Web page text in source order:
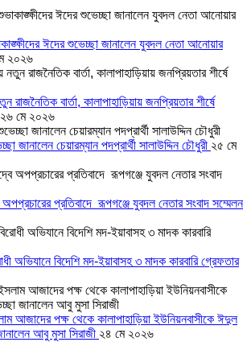
ঈদের শুভেচ্ছা জানালেন যুবদল নেতা আনোয়ার
২০২৬
রাজনৈতিক বার্তা, কালাপাহাড়িয়ায় জনপ্রিয়তার শীর্ষে
২৬ মে ২০২৬
জানালেন চেয়ারম্যান পদপ্রার্থী সালাউদ্দিন চৌধুরী ২৫ মে
অপপ্রচারের প্রতিবাদে ‎রূপগঞ্জে যুবদল নেতার সংবাদ সম্মেলন
অভিযানে বিদেশি মদ-ইয়াবাসহ ৩ মাদক কারবারি গ্রেফতার
আজাদের পক্ষ থেকে কালাপাহাড়িয়া ইউনিয়নবাসীকে ঈদুল
আবু মুসা সিরাজী ২৪ মে ২০২৬